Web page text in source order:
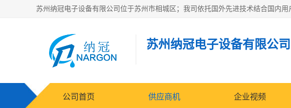
苏州纳冠电子设备有限公司
公司首页 供应商机 企业视频